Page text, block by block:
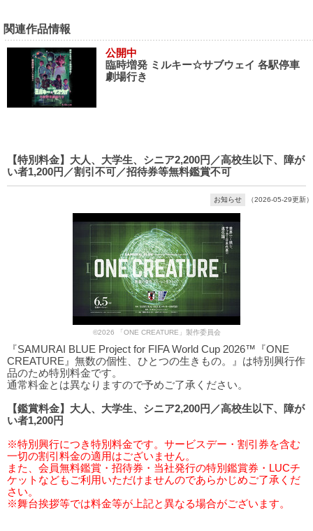
関連作品情報
公開中
臨時増発 ミルキー☆サブウェイ 各駅停車
劇場行き
【特別料金】大人、大学生、シニア2,200円／高校生以下、障が
い者1,200円／割引不可／招待券等無料鑑賞不可
お知らせ （2026-05-29更新）
©2026 「ONE CREATURE」製作委員会
『SAMURAI BLUE Project for FIFA World Cup 2026™『ONE
CREATURE』無数の個性、ひとつの生きもの。』は特別興行作
品のため特別料金です。
通常料金とは異なりますので予めご了承ください。
【鑑賞料金】大人、大学生、シニア2,200円／高校生以下、障が
い者1,200円
※特別興行につき特別料金です。サービスデー・割引券を含む
一切の割引料金の適用はございません。
また、会員無料鑑賞・招待券・当社発行の特別鑑賞券・LUCチ
ケットなどもご利用いただけませんのであらかじめご了承くだ
さい。
※舞台挨拶等では料金等が上記と異なる場合がございます。